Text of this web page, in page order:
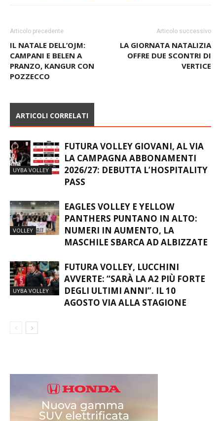
Articolo precedente
IL NATALE DELL’OJM:
CAMPANI E BELEN A
PRANZO, KANGUR CON
POZZECCO
Articolo successivo
LA GIORNATA NATALIZIA
OFFRE DUE SCONTRI DI
VERTICE
ARTICOLI CORRELATI
UYBA VOLLEY
FUTURA VOLLEY GIOVANI, AL VIA
LA CAMPAGNA ABBONAMENTI
2026/27: DEBUTTA L’HOSPITALITY
PASS
VOLLEY
EAGLES VOLLEY E YELLOW
PANTHERS PUNTANO IN ALTO:
NUMERI IN AUMENTO, LA
MASCHILE SBARCA AD ALBIZZATE
UYBA VOLLEY
FUTURA VOLLEY, LUCCHINI
AVVERTE: “SARÀ LA A2 PIÙ FORTE
DEGLI ULTIMI ANNI”. IL 10
AGOSTO VIA ALLA STAGIONE